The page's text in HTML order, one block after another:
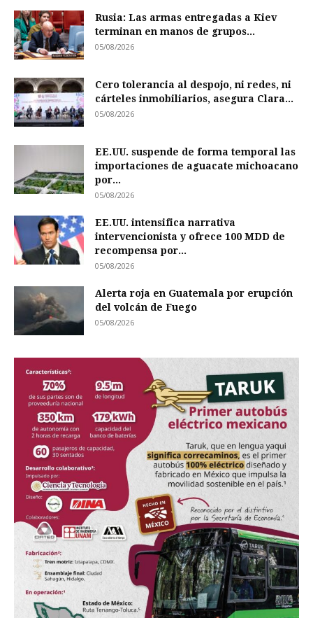
Rusia: Las armas entregadas a Kiev
terminan en manos de grupos...
05/08/2026
Cero tolerancia al despojo, ni redes, ni
cárteles inmobiliarios, asegura Clara...
05/08/2026
EE.UU. suspende de forma temporal las
importaciones de aguacate michoacano
por...
05/08/2026
EE.UU. intensifica narrativa
intervencionista y ofrece 100 MDD de
recompensa por...
05/08/2026
Alerta roja en Guatemala por erupción
del volcán de Fuego
05/08/2026